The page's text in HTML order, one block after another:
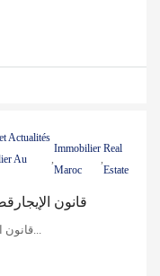
Actualités
Au
,
Immobilier
Maroc
,
Real
Estate
قانون
قانون الإيجارقصيرالأجل بدأ تفعيله بآلمغرب كن حذرا...